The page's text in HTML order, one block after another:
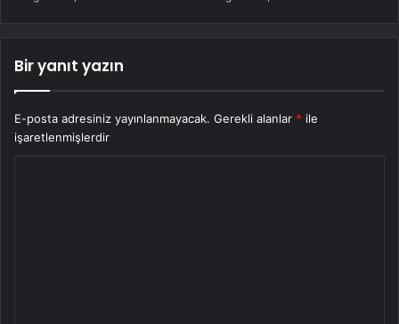
Bir yanıt yazın
E-posta adresiniz yayınlanmayacak. Gerekli alanlar * ile
işaretlenmişlerdir